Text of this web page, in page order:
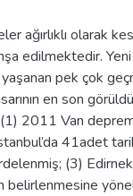
ağırlıklı olarak
edilmektedir.
pek çok
en son
2011 Van
41adet
(3)
belirlenmesine